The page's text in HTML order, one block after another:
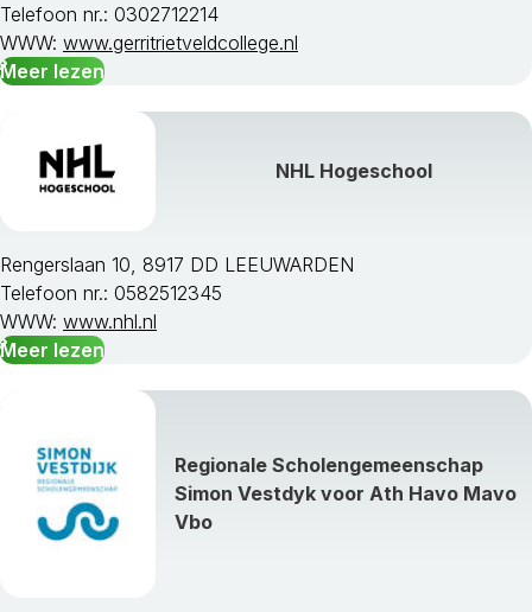
Telefoon nr.: 0302712214
WWW: www.gerritrietveldcollege.nl
Meer lezen
NHL Hogeschool
Rengerslaan 10, 8917 DD LEEUWARDEN
Telefoon nr.: 0582512345
WWW: www.nhl.nl
Meer lezen
Regionale Scholengemeenschap
Simon Vestdyk voor Ath Havo Mavo
Vbo